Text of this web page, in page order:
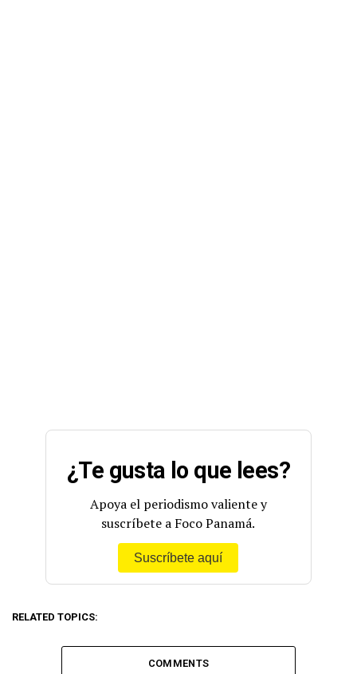
¿Te gusta lo que lees?
Apoya el periodismo valiente y
suscríbete a Foco Panamá.
Suscríbete aquí
RELATED TOPICS:
COMMENTS